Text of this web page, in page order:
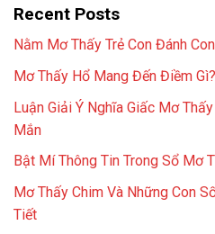
Recent Posts
Nằm Mơ Thấy Trẻ Con Đánh
Mơ Thấy Hổ Mang Đến Điềm
Luận Giải Ý Nghĩa Giấc Mơ
Mắn
Bật Mí Thông Tin Trong Sổ Mơ
Mơ Thấy Chim Và Những Con
Tiết